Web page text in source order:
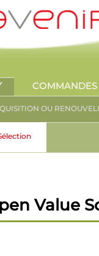
COMMANDES
OU
Value